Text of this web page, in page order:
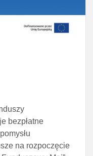
bezpłatne
na rozpoczęcie